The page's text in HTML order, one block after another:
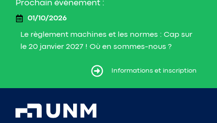
Prochain évènement :
01/10/2026
Le règlement machines et les normes : Cap sur
le 20 janvier 2027 ! Où en sommes-nous ?
Informations et inscription